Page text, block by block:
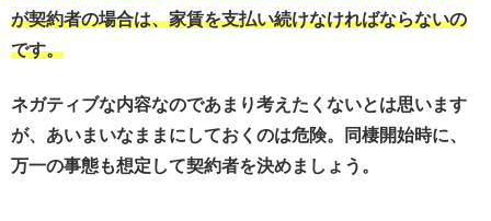
が契約者の場合は、家賃を支払い続けなければならないの
です。
ネガティブな内容なのであまり考えたくないとは思います
が、あいまいなままにしておくのは危険。同棲開始時に、
万一の事態も想定して契約者を決めましょう。